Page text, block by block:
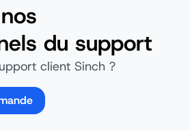
du support
client Sinch ?